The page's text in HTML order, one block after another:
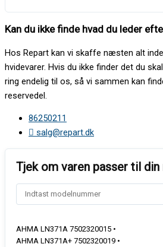
Kan du ikke finde hvad du leder
Hos Repart kan vi skaffe næsten alt
hvidevarer. Hvis du ikke finder det du
ring endelig til os, så vi sammen kan
reservedel.
86250211
salg@repart.dk
AHMA LN371A 7502320015 •
AHMA LN371A+ 7502320019 •